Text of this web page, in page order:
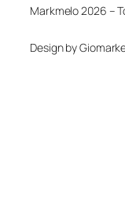
Markmelo 2026 –
Design by